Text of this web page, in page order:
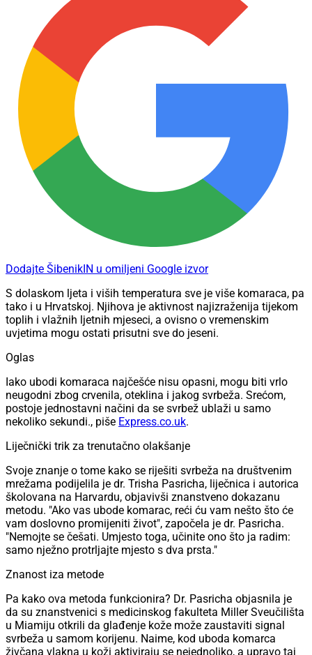
Dodajte ŠibenikIN u omiljeni Google izvor
S dolaskom ljeta i viših temperatura sve je više komaraca, pa
tako i u Hrvatskoj. Njihova je aktivnost najizraženija tijekom
toplih i vlažnih ljetnih mjeseci, a ovisno o vremenskim
uvjetima mogu ostati prisutni sve do jeseni.
Oglas
Iako ubodi komaraca najčešće nisu opasni, mogu biti vrlo
neugodni zbog crvenila, oteklina i jakog svrbeža. Srećom,
postoje jednostavni načini da se svrbež ublaži u samo
nekoliko sekundi., piše Express.co.uk.
Liječnički trik za trenutačno olakšanje
Svoje znanje o tome kako se riješiti svrbeža na društvenim
mrežama podijelila je dr. Trisha Pasricha, liječnica i autorica
školovana na Harvardu, objavivši znanstveno dokazanu
metodu. "Ako vas ubode komarac, reći ću vam nešto što će
vam doslovno promijeniti život", započela je dr. Pasricha.
"Nemojte se češati. Umjesto toga, učinite ono što ja radim:
samo nježno protrljajte mjesto s dva prsta."
Znanost iza metode
Pa kako ova metoda funkcionira? Dr. Pasricha objasnila je
da su znanstvenici s medicinskog fakulteta Miller Sveučilišta
u Miamiju otkrili da glađenje kože može zaustaviti signal
svrbeža u samom korijenu. Naime, kod uboda komarca
živčana vlakna u koži aktiviraju se nejednoliko, a upravo taj